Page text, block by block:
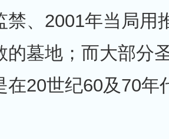
禁、2001年当局用
的墓地；而大部分
在20世纪60及70年